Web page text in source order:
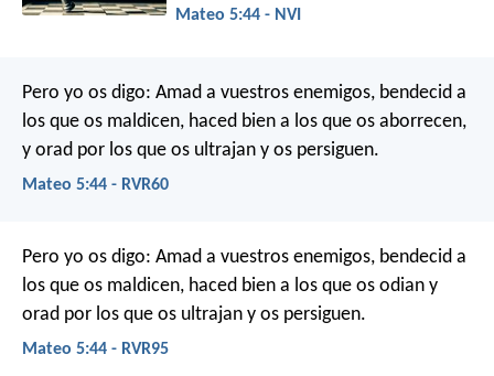
Mateo 5:44 - NVI
Pero yo os digo: Amad a vuestros enemigos, bendecid a
los que os maldicen, haced bien a los que os aborrecen,
y orad por los que os ultrajan y os persiguen.
Mateo 5:44 - RVR60
Pero yo os digo: Amad a vuestros enemigos, bendecid a
los que os maldicen, haced bien a los que os odian y
orad por los que os ultrajan y os persiguen.
Mateo 5:44 - RVR95